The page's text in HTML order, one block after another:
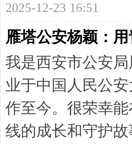
2025-12-23 16:51
雁塔公安杨颖：
我是西安市公安
业于中国人民公
作至今。很荣幸
线的成长和守护